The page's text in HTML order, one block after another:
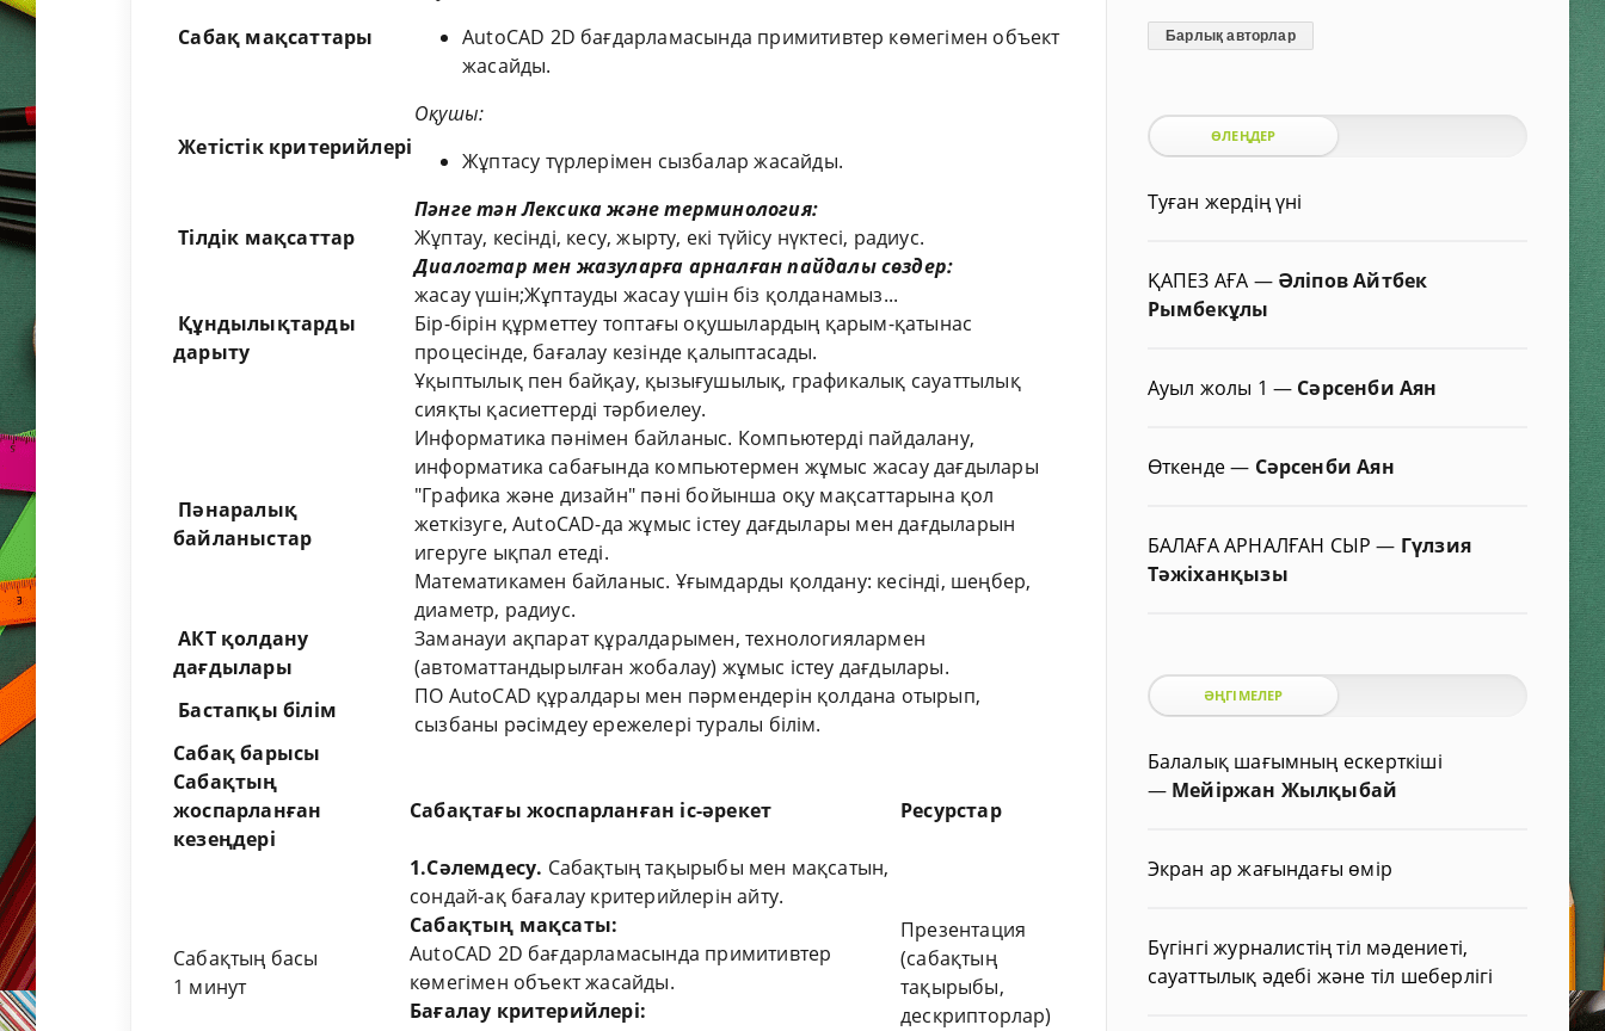
Сабақ мақсаттары
AutoCAD 2D бағдарламасында примитивтер көмегімен объект
жасайды.
Жетістік критерийлері
Оқушы:
Жұптасу түрлерімен сызбалар жасайды.
Тілдік мақсаттар
Пәнге тән Лексика және терминология:
Жұптау, кесінді, кесу, жырту, екі түйісу нүктесі, радиус.
Диалогтар мен жазуларға арналғанпайдалысөздер:
жасау үшін;Жұптауды жасау үшін біз қолданамыз...
Құндылықтарды
дарыту
Бір-бірін құрметтеу топтағы оқушылардың қарым-қатынас
процесінде, бағалау кезінде қалыптасады.
Ұқыптылық пен байқау, қызығушылық, графикалық сауаттылық
сияқты қасиеттерді тәрбиелеу.
Пәнаралық
байланыстар
Информатика пәнімен байланыс. Компьютерді пайдалану,
информатика сабағында компьютермен жұмыс жасау дағдылары
"Графика және дизайн" пәні бойынша оқу мақсаттарына қол
жеткізуге, AutoCAD-да жұмыс істеу дағдылары мен дағдыларын
игеруге ықпал етеді.
Математикамен байланыс. Ұғымдарды қолдану: кесінді, шеңбер,
диаметр, радиус.
АКТ қолдану
дағдылары
Заманауи ақпарат құралдарымен, технологиялармен
(автоматтандырылған жобалау) жұмыс істеу дағдылары.
Бастапқы білім
ПО AutoCAD құралдары мен пәрмендерін қолдана отырып,
сызбаны рәсімдеу ережелері туралы білім.
Сабақ барысы
Сабақтың
жоспарланған
кезеңдері
Сабақтағы жоспарланған іс-әрекет Ресурстар
Сабақтың басы
1 минут
1.Сәлемдесу. Сабақтың тақырыбы мен мақсатын,
сондай-ақ бағалау критерийлерін айту.
Сабақтың мақсаты:
AutoCAD 2D бағдарламасында примитивтер
көмегімен объект жасайды.
Бағалау критерийлері:
Презентация
(сабақтың
тақырыбы,
дескрипторлар)
Барлық авторлар
ӨЛЕҢДЕР
Туған жердің үні
ҚАПЕЗ АҒА — Әліпов Айтбек
Рымбекұлы
Ауыл жолы 1 — Сәрсенби Аян
Өткенде— Сәрсенби Аян
БАЛАҒА АРНАЛҒАН СЫР— Гүлзия
Тәжіханқызы
ӘҢГІМЕЛЕР
Балалық шағымның ескерткіші
— Мейіржан Жылқыбай
Экран ар жағындағы өмір
Бүгінгі журналистің тіл мәдениеті,
сауаттылық әдебі және тіл шеберлігі